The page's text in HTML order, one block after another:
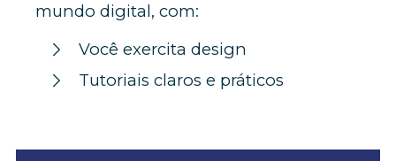
mundo digital, com:
Você exercita design
Tutoriais claros e práticos